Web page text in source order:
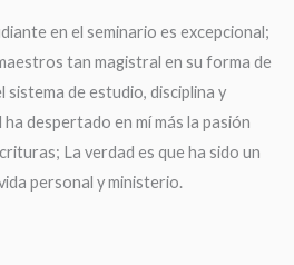
en el seminario es excepcional;
tan magistral en su forma de
sistema de estudio, disciplina y
despertado en mí más la pasión
La verdad es que ha sido un
personal y ministerio.